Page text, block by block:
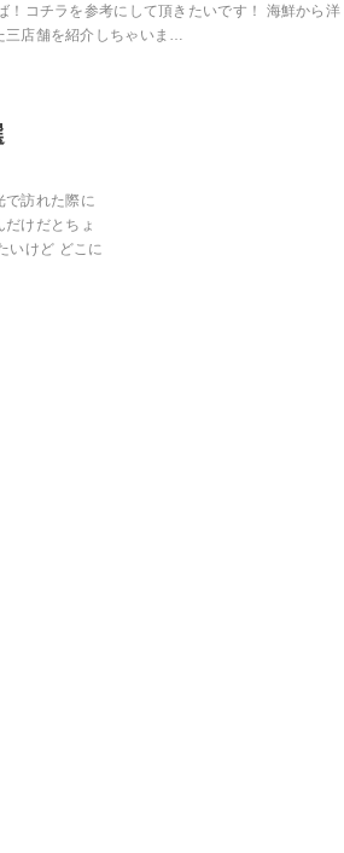
！コチラを参考にして頂きたいです！ 海鮮から洋
三店舗を紹介しちゃいま…
で訪れた際に
けだとちょ
いけど どこに